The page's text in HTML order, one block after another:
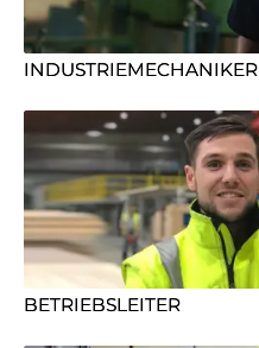
INDUSTRIEMECHANIKER
BETRIEBSLEITER